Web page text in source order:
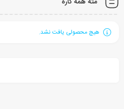
هیچ محصولی یافت نشد.